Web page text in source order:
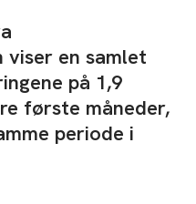
viser en samlet
på 1,9
første måneder,
periode i